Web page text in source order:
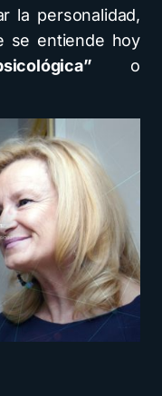
la personalidad,
se entiende hoy
o